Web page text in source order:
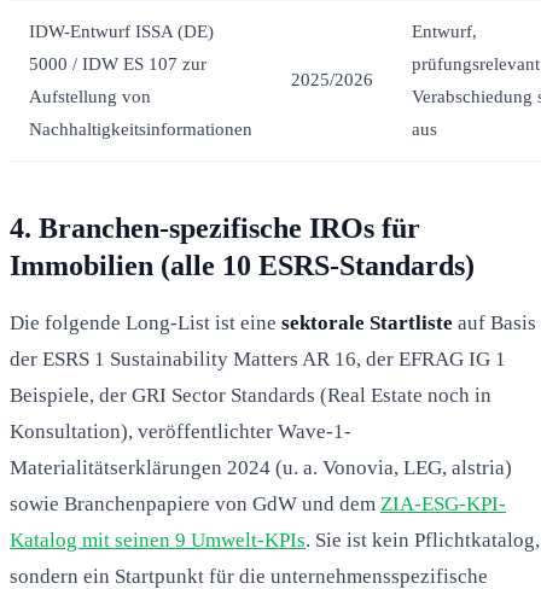
IDW-Entwurf ISSA (DE)
5000 / IDW ES 107 zur
Aufstellung von
Nachhaltigkeitsinformationen
2025/2026
Entwurf,
Verabschiedung
aus
4. Branchen-spezifische IROs für
Immobilien (alle 10 ESRS-Standards)
Die folgende Long-List ist eine sektorale Startliste auf Basis
der ESRS 1 Sustainability Matters AR 16, der EFRAG IG 1
Beispiele, der GRI Sector Standards (Real Estate noch in
Konsultation), veröffentlichter Wave-1-
Materialitätserklärungen 2024 (u. a. Vonovia, LEG, alstria)
sowie Branchenpapiere von GdW und dem ZIA-ESG-KPI-
Katalog mit seinen 9 Umwelt-KPIs. Sie ist kein Pflichtkatalog,
sondern ein Startpunkt für die unternehmensspezifische